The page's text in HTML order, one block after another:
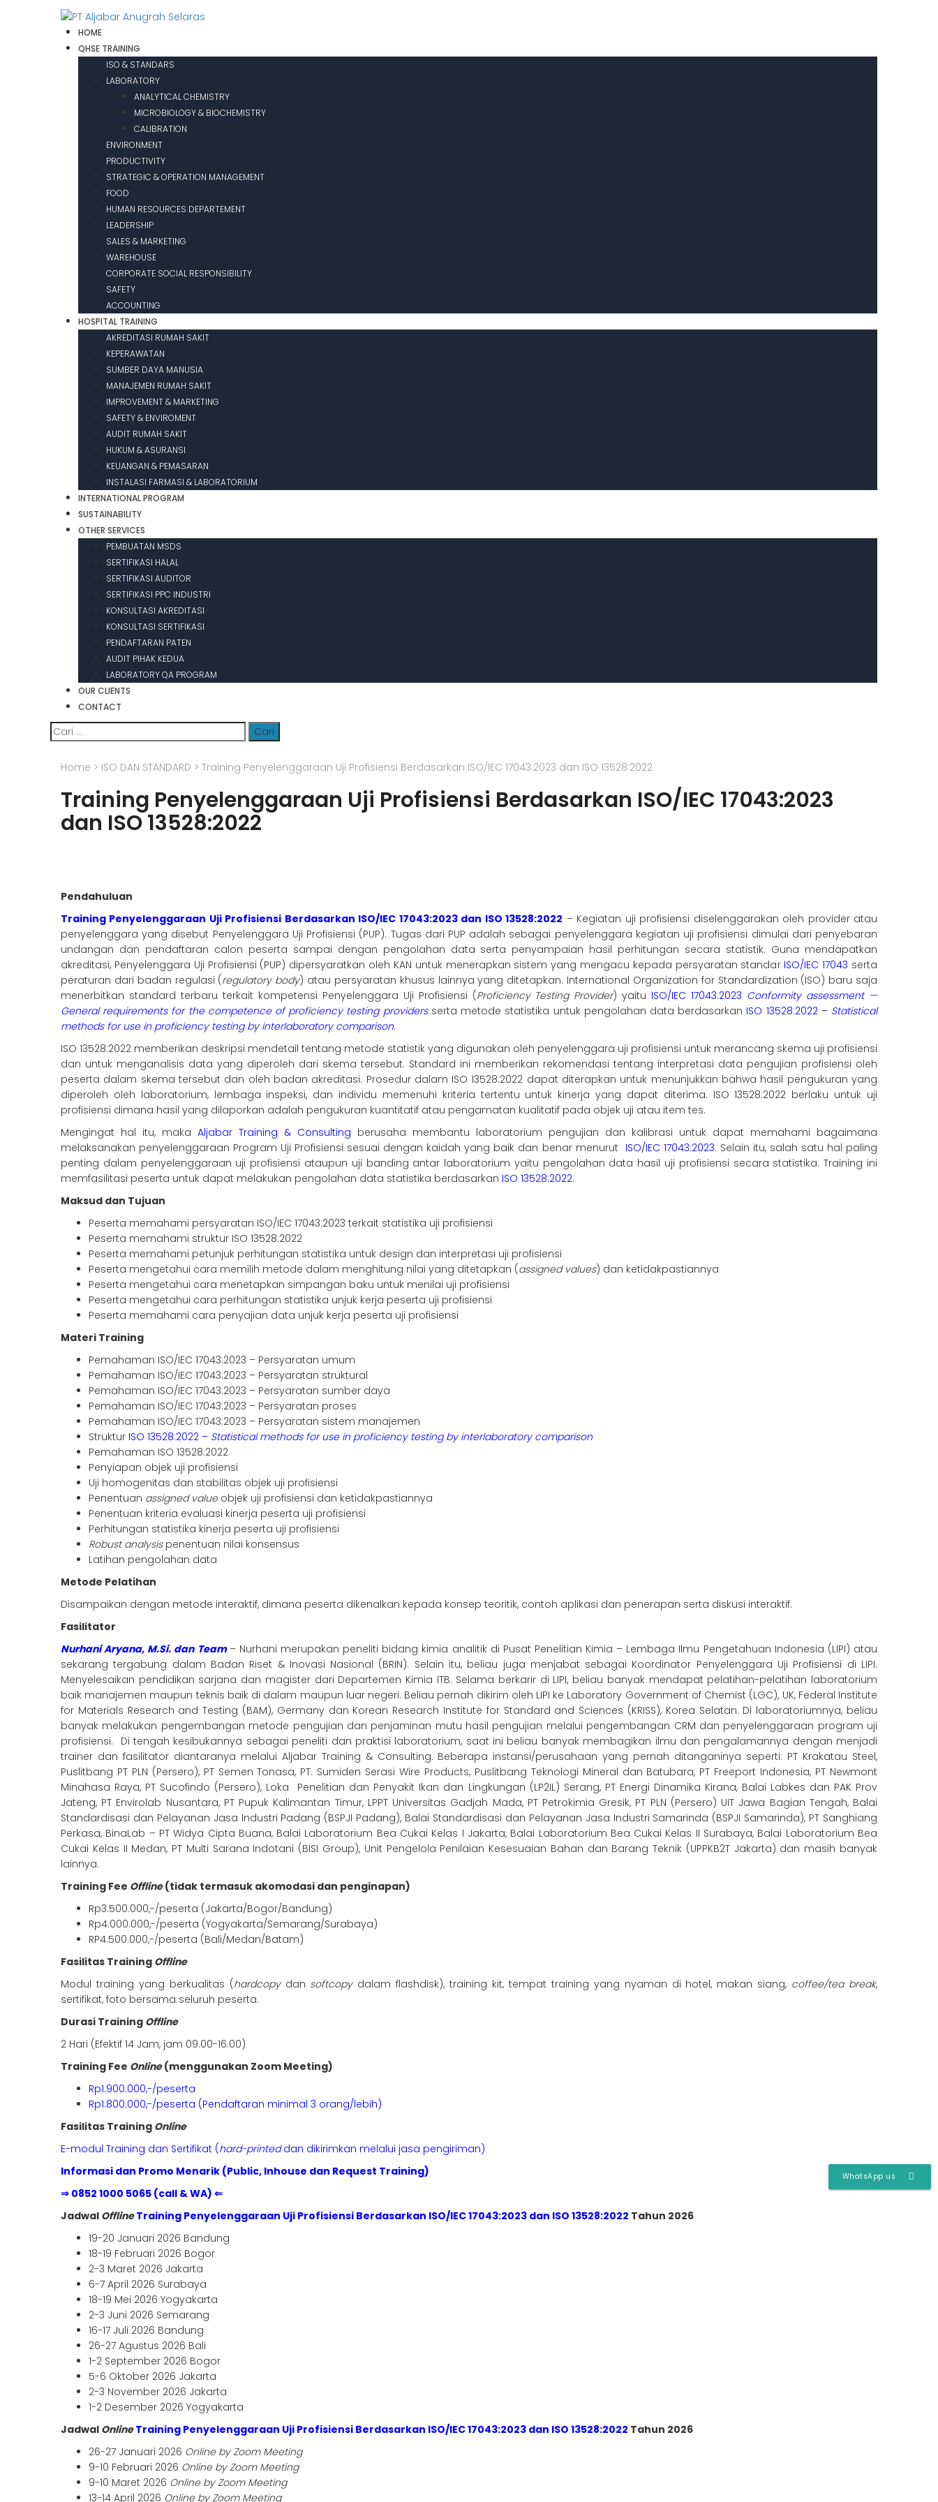
HOME
QHSE TRAINING
ISO & STANDARS
LABORATORY
ANALYTICAL CHEMISTRY
MICROBIOLOGY & BIOCHEMISTRY
CALIBRATION
ENVIRONMENT
PRODUCTIVITY
STRATEGIC & OPERATION MANAGEMENT
FOOD
HUMAN RESOURCES DEPARTEMENT
LEADERSHIP
SALES & MARKETING
WAREHOUSE
CORPORATE SOCIAL RESPONSIBILITY
SAFETY
ACCOUNTING
HOSPITAL TRAINING
AKREDITASI RUMAH SAKIT
KEPERAWATAN
SUMBER DAYA MANUSIA
MANAJEMEN RUMAH SAKIT
IMPROVEMENT & MARKETING
SAFETY & ENVIROMENT
AUDIT RUMAH SAKIT
HUKUM & ASURANSI
KEUANGAN & PEMASARAN
INSTALASI FARMASI & LABORATORIUM
INTERNATIONAL PROGRAM
SUSTAINABILITY
OTHER SERVICES
PEMBUATAN MSDS
SERTIFIKASI HALAL
SERTIFIKASI AUDITOR
SERTIFIKASI PPC INDUSTRI
KONSULTASI AKREDITASI
KONSULTASI SERTIFIKASI
PENDAFTARAN PATEN
AUDIT PIHAK KEDUA
LABORATORY QA PROGRAM
OUR CLIENTS
CONTACT
Cari
untuk:
Home > ISO DAN STANDARD > Training Penyelenggaraan Uji Profisiensi Berdasarkan ISO/IEC 17043:2023 dan ISO 13528:2022
Training Penyelenggaraan Uji Profisiensi Berdasarkan ISO/IEC 17043:2023
dan ISO 13528:2022
Pendahuluan
Training Penyelenggaraan Uji Profisiensi Berdasarkan ISO/IEC 17043:2023 dan ISO 13528:2022 – Kegiatan uji profisiensi diselenggarakan oleh provider atau
penyelenggara yang disebut Penyelenggara Uji Profisiensi (PUP). Tugas dari PUP adalah sebagai penyelenggara kegiatan uji profisiensi dimulai dari penyebaran
undangan dan pendaftaran calon peserta sampai dengan pengolahan data serta penyampaian hasil perhitungan secara statistik. Guna mendapatkan
akreditasi, Penyelenggara Uji Profisiensi (PUP) dipersyaratkan oleh KAN untuk menerapkan sistem yang mengacu kepada persyaratan standar ISO/IEC 17043 serta
peraturan dari badan regulasi (regulatory body) atau persyaratan khusus lainnya yang ditetapkan. International Organization for Standardization (ISO) baru saja
menerbitkan standard terbaru terkait kompetensi Penyelenggara Uji Profisiensi (Proficiency Testing Provider) yaitu ISO/IEC 17043:2023 Conformity assessment —
General requirements for the competence of proficiency testing providersserta metode statistika untuk pengolahan data berdasarkan ISO 13528:2022 – Statistical
methods for use in proficiency testing by interlaboratory comparison.
ISO 13528:2022 memberikan deskripsi mendetail tentang metode statistik yang digunakan oleh penyelenggara uji profisiensi untuk merancang skema uji profisiensi
dan untuk menganalisis data yang diperoleh dari skema tersebut. Standard ini memberikan rekomendasi tentang interpretasi data pengujian profisiensi oleh
peserta dalam skema tersebut dan oleh badan akreditasi. Prosedur dalam ISO 13528:2022 dapat diterapkan untuk menunjukkan bahwa hasil pengukuran yang
diperoleh oleh laboratorium, lembaga inspeksi, dan individu memenuhi kriteria tertentu untuk kinerja yang dapat diterima. ISO 13528:2022 berlaku untuk uji
profisiensi dimana hasil yang dilaporkan adalah pengukuran kuantitatif atau pengamatan kualitatif pada objek uji atau item tes.
Mengingat hal itu, maka Aljabar Training & Consulting berusaha membantu laboratorium pengujian dan kalibrasi untuk dapat memahami bagaimana
melaksanakan penyelenggaraan Program Uji Profisiensi sesuai dengan kaidah yang baik dan benar menurut ISO/IEC 17043:2023. Selain itu, salah satu hal paling
penting dalam penyelenggaraan uji profisiensi ataupun uji banding antar laboratorium yaitu pengolahan data hasil uji profisiensi secara statistika. Training ini
memfasilitasi peserta untuk dapat melakukan pengolahan data statistika berdasarkan ISO 13528:2022.
Maksud dan Tujuan
Peserta memahami persyaratan ISO/IEC 17043:2023 terkait statistika uji profisiensi
Peserta memahami struktur ISO 13528:2022
Peserta memahami petunjuk perhitungan statistika untuk design dan interpretasi uji profisiensi
Peserta mengetahui cara memilih metode dalam menghitung nilai yang ditetapkan (assigned values) dan ketidakpastiannya
Peserta mengetahui cara menetapkan simpangan baku untuk menilai uji profisiensi
Peserta mengetahui cara perhitungan statistika unjuk kerja peserta uji profisiensi
Peserta memahami cara penyajian data unjuk kerja peserta uji profisiensi
Materi Training
Pemahaman ISO/IEC 17043:2023 – Persyaratan umum
Pemahaman ISO/IEC 17043:2023 – Persyaratan struktural
Pemahaman ISO/IEC 17043:2023 – Persyaratan sumber daya
Pemahaman ISO/IEC 17043:2023 – Persyaratan proses
Pemahaman ISO/IEC 17043:2023 – Persyaratan sistem manajemen
Struktur ISO 13528:2022 – Statistical methods for use in proficiency testing by interlaboratory comparison
Pemahaman ISO 13528:2022
Penyiapan objek uji profisiensi
Uji homogenitas dan stabilitas objek uji profisiensi
Penentuan assigned valueobjek uji profisiensi dan ketidakpastiannya
Penentuan kriteria evaluasi kinerja peserta uji profisiensi
Perhitungan statistika kinerja peserta uji profisiensi
Robust analysispenentuan nilai konsensus
Latihan pengolahan data
Metode Pelatihan
Disampaikan dengan metode interaktif, dimana peserta dikenalkan kepada konsep teoritik, contoh aplikasi dan penerapan serta diskusi interaktif.
Fasilitator
Nurhani Aryana, M.Si. dan Team – Nurhani merupakan peneliti bidang kimia analitik di Pusat Penelitian Kimia – Lembaga Ilmu Pengetahuan Indonesia (LIPI) atau
sekarang tergabung dalam Badan Riset & Inovasi Nasional (BRIN). Selain itu, beliau juga menjabat sebagai Koordinator Penyelenggara Uji Profisiensi di LIPI.
Menyelesaikan pendidikan sarjana dan magister dari Departemen Kimia ITB. Selama berkarir di LIPI, beliau banyak mendapat pelatihan-pelatihan laboratorium
baik manajemen maupun teknis baik di dalam maupun luar negeri. Beliau pernah dikirim oleh LIPI ke Laboratory Government of Chemist (LGC), UK, Federal Institute
for Materials Research and Testing (BAM), Germany dan Korean Research Institute for Standard and Sciences (KRISS), Korea Selatan. Di laboratoriumnya, beliau
banyak melakukan pengembangan metode pengujian dan penjaminan mutu hasil pengujian melalui pengembangan CRM dan penyelenggaraan program uji
profisiensi. Di tengah kesibukannya sebagai peneliti dan praktisi laboratorium, saat ini beliau banyak membagikan ilmu dan pengalamannya dengan menjadi
trainer dan fasilitator diantaranya melalui Aljabar Training & Consulting. Beberapa instansi/perusahaan yang pernah ditanganinya seperti: PT Krakatau Steel,
Puslitbang PT PLN (Persero), PT Semen Tonasa, PT. Sumiden Serasi Wire Products, Puslitbang Teknologi Mineral dan Batubara, PT Freeport Indonesia, PT Newmont
Minahasa Raya, PT Sucofindo (Persero), Loka Penelitian dan Penyakit Ikan dan Lingkungan (LP2IL) Serang, PT Energi Dinamika Kirana, Balai Labkes dan PAK Prov
Jateng, PT Envirolab Nusantara, PT Pupuk Kalimantan Timur, LPPT Universitas Gadjah Mada, PT Petrokimia Gresik, PT PLN (Persero) UIT Jawa Bagian Tengah, Balai
Standardisasi dan Pelayanan Jasa Industri Padang (BSPJI Padang), Balai Standardisasi dan Pelayanan Jasa Industri Samarinda (BSPJI Samarinda), PT Sanghiang
Perkasa, BinaLab – PT Widya Cipta Buana, Balai Laboratorium Bea Cukai Kelas I Jakarta, Balai Laboratorium Bea Cukai Kelas II Surabaya, Balai Laboratorium Bea
Cukai Kelas II Medan, PT Multi Sarana Indotani (BISI Group), Unit Pengelola Penilaian Kesesuaian Bahan dan Barang Teknik (UPPKB2T Jakarta) dan masih banyak
lainnya.
Training Fee Offline(tidak termasuk akomodasi dan penginapan)
Rp3.500.000,-/peserta (Jakarta/Bogor/Bandung)
Rp4.000.000,-/peserta (Yogyakarta/Semarang/Surabaya)
RP4.500.000,-/peserta (Bali/Medan/Batam)
Fasilitas Training Offline
Modul training yang berkualitas (hardcopydan softcopydalam flashdisk), training kit, tempat training yang nyaman di hotel, makan siang, coffee/tea break,
sertifikat, foto bersama seluruh peserta.
Durasi Training Offline
2 Hari (Efektif 14 Jam, jam 09.00-16.00)
Training Fee Online(menggunakan Zoom Meeting)
Rp1.900.000,-/peserta
Rp1.800.000,-/peserta (Pendaftaran minimal 3 orang/lebih)
Fasilitas Training Online
E-modul Training dan Sertifikat (hard-printeddan dikirimkan melalui jasa pengiriman)
Informasi dan Promo Menarik (Public, Inhouse dan Request Training)
⇒ 0852 1000 5065 (call & WA) ⇐
Jadwal OfflineTraining Penyelenggaraan Uji Profisiensi Berdasarkan ISO/IEC 17043:2023 dan ISO 13528:2022 Tahun 2026
19-20 Januari 2026 Bandung
18-19 Februari 2026 Bogor
2-3 Maret 2026 Jakarta
6-7 April 2026 Surabaya
18-19 Mei 2026 Yogyakarta
2-3 Juni 2026 Semarang
16-17 Juli 2026 Bandung
26-27 Agustus 2026 Bali
1-2 September 2026 Bogor
5-6 Oktober 2026 Jakarta
2-3 November 2026 Jakarta
1-2 Desember 2026 Yogyakarta
Jadwal OnlineTraining Penyelenggaraan Uji Profisiensi Berdasarkan ISO/IEC 17043:2023 dan ISO 13528:2022 Tahun 2026
26-27 Januari 2026 Online by Zoom Meeting
9-10 Februari 2026 Online by Zoom Meeting
9-10 Maret 2026 Online by Zoom Meeting
13-14 April 2026 Online by Zoom Meeting
WhatsApp us